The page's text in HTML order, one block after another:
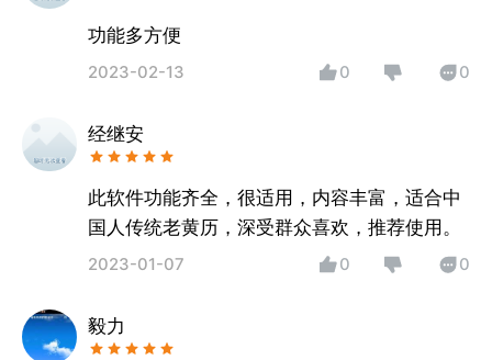
功能多方便
2023-02-13 0 0
经继安
此软件功能齐全，很适用，内容丰富，适合中
国人传统老黄历，深受群众喜欢，推荐使用。
2023-01-07 0 0
毅力